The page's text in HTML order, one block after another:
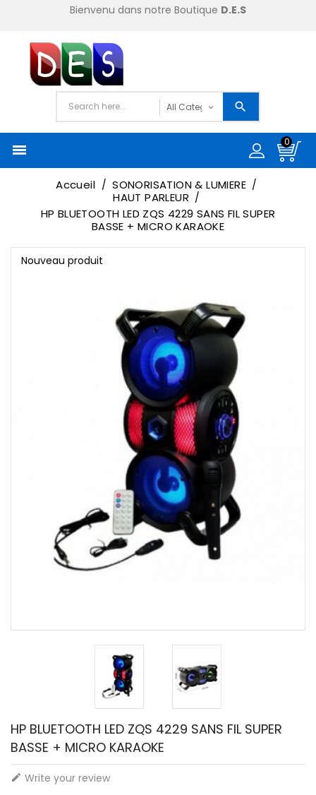
Bienvenu dans notre Boutique D.E.S

0
Accueil
SONORISATION & LUMIERE
HAUT PARLEUR
HP BLUETOOTH LED ZQS 4229 SANS FIL SUPER
BASSE + MICRO KARAOKE
Nouveau produit
HP BLUETOOTH LED ZQS 4229 SANS FIL SUPER
BASSE + MICRO KARAOKE
 Write your review